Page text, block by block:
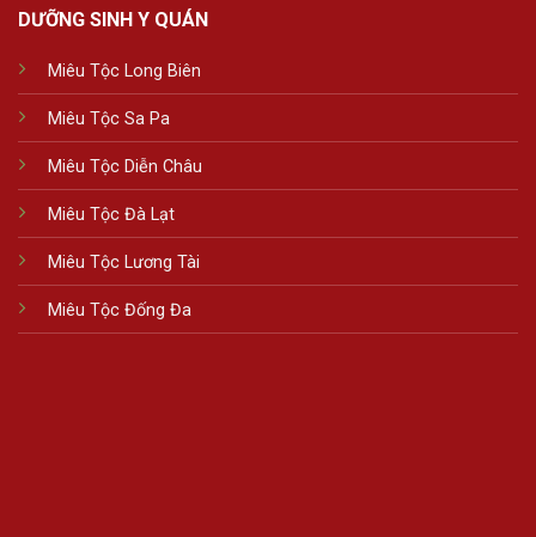
DƯỠNG SINH Y QUÁN
Miêu Tộc Long Biên
Miêu Tộc Sa Pa
Miêu Tộc Diễn Châu
Miêu Tộc Đà Lạt
Miêu Tộc Lương Tài
Miêu Tộc Đống Đa